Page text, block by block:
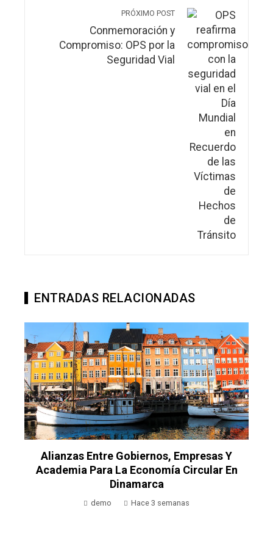
PRÓXIMO POST
Conmemoración y
Compromiso: OPS por la
Seguridad Vial
ENTRADAS RELACIONADAS
Alianzas Entre Gobiernos, Empresas Y
Academia Para La Economía Circular En
Dinamarca
demo Hace 3 semanas